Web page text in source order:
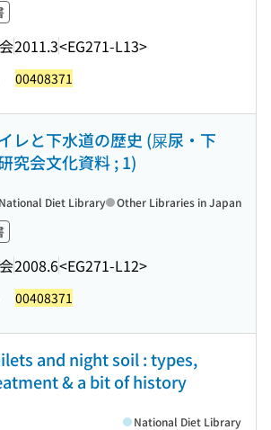
2011.3<EG271-L13>
00408371
レと下水道の歴史 (屎尿・下
究会文化資料 ; 1)
2008.6<EG271-L12>
National Diet Library Other Libraries in Japan
00408371
and night soil : types,
& a bit of history
National Diet Library